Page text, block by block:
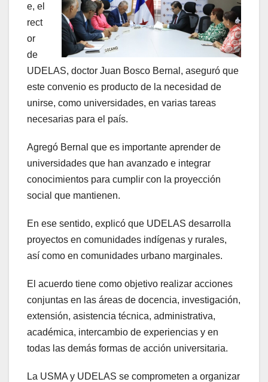
e, el
rect
or
de
UDELAS, doctor Juan Bosco Bernal, aseguró que
este convenio es producto de la necesidad de
unirse, como universidades, en varias tareas
necesarias para el país.
Agregó Bernal que es importante aprender de
universidades que han avanzado e integrar
conocimientos para cumplir con la proyección
social que mantienen.
En ese sentido, explicó que UDELAS desarrolla
proyectos en comunidades indígenas y rurales,
así como en comunidades urbano marginales.
El acuerdo tiene como objetivo realizar acciones
conjuntas en las áreas de docencia, investigación,
extensión, asistencia técnica, administrativa,
académica, intercambio de experiencias y en
todas las demás formas de acción universitaria.
La USMA y UDELAS se comprometen a organizar